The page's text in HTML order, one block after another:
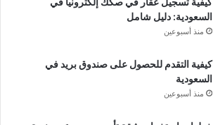
السعودية: دليل شامل
منذ أسبوعين
كيفية التقدم للحصول على صندوق بريد في
السعودية
منذ أسبوعين